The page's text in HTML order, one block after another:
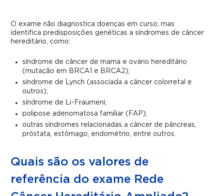
O exame não diagnostica doenças em curso, mas
identifica predisposições genéticas a síndromes de câncer
hereditário, como:
síndrome de câncer de mama e ovário hereditário
(mutação em BRCA1 e BRCA2);
síndrome de Lynch (associada a câncer colorretal e
outros);
síndrome de Li-Fraumeni;
polipose adenomatosa familiar (FAP);
outras síndromes relacionadas a câncer de pâncreas,
próstata, estômago, endométrio, entre outros.
Quais são os valores de
referência do exame Rede